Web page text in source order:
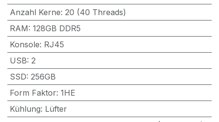
Anzahl Kerne: 20 (40 Threads)
RAM: 128GB DDR5
Konsole: RJ45
USB: 2
SSD: 256GB
Form Faktor: 1HE
Kühlung: Lüfter